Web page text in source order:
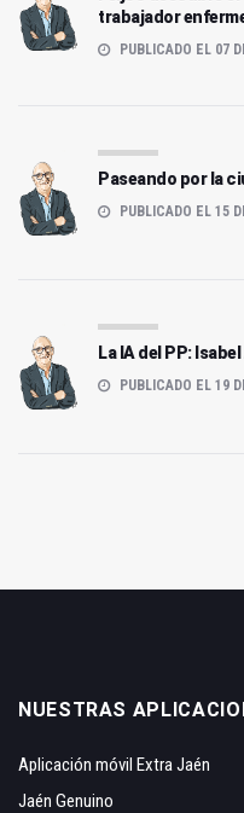
trabajador
PUBLICADO EL 07
Paseando por la
PUBLICADO EL 15
La IA del PP:
PUBLICADO EL 19
NUESTRAS
Aplicación móvil Extra Jaén
Jaén Genuino